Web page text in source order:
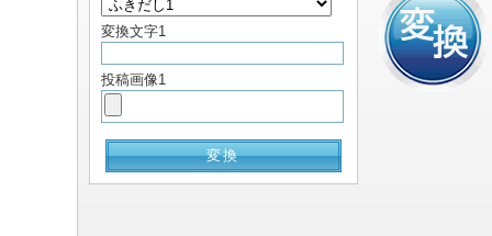
変換文字1
投稿画像1